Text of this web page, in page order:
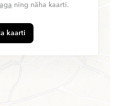
ning näha kaarti.
kaarti